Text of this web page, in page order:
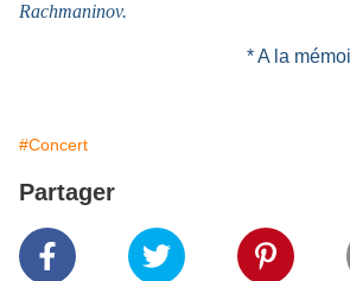
Rachmaninov.
* A la
#Concert
Partager